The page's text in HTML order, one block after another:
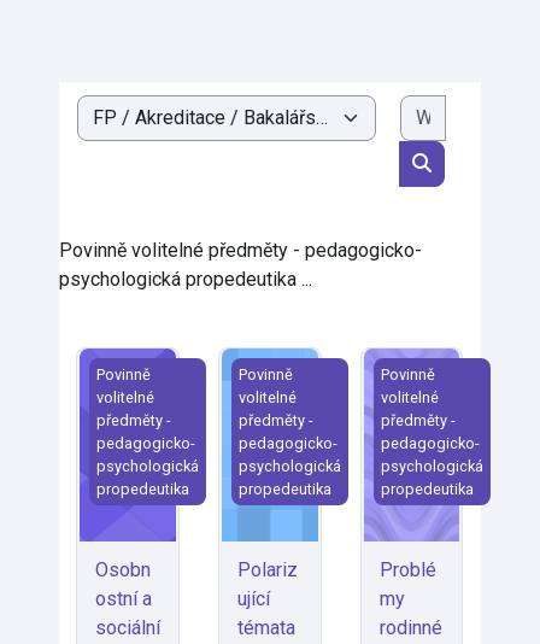
Kategorie kursów
Wyszukaj
Povinně volitelné předměty - pedagogicko-
psychologická propedeutika ...
Osobnostní a sociální rozvoj
Povinně
volitelné
předměty -
pedagogicko-
psychologická
propedeutika
Osobn
ostní a
sociální
Polarizující témata ve vzdělávání
Povinně
volitelné
předměty -
pedagogicko-
psychologická
propedeutika
Polariz
ující
témata
Problémy
Povinně
volitelné
předměty -
pedagogicko-
psychologická
propedeutika
Problé
my
rodinné